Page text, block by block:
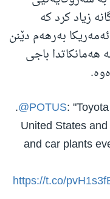
زیاد کرد کە
بەرهەم دێنن
هەمانکاتدا باجی
.@POTUS:
United States
and car plants
https://t.co/